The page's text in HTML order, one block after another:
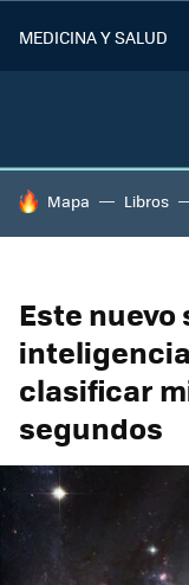
MEDICINA Y SALUD
HOY SE HABLA DE
Mapa Libros
Este
clasificar
segundos